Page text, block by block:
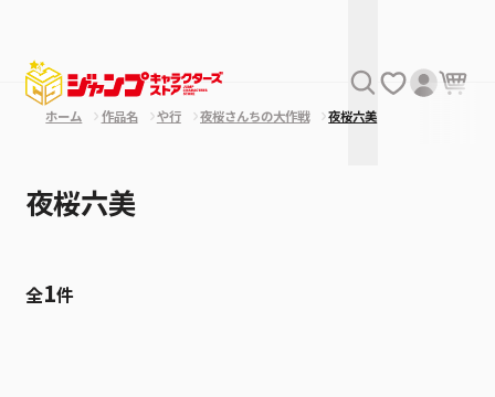
ホーム 作品名 や行 夜桜さんちの大作戦 夜桜六美
夜桜六美
全1件